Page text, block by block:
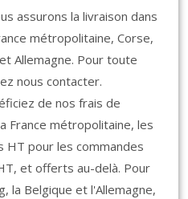
assurons la livraison dans
métropolitaine, Corse,
Allemagne. Pour toute
nous contacter.
de nos frais de
France métropolitaine, les
HT pour les commandes
et offerts au-delà. Pour
la Belgique et l'Allemagne,